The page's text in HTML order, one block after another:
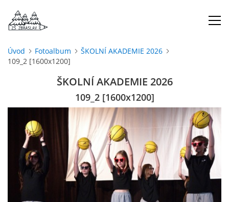
ÚVOD
ŠKOLNÍ ROK
DOKUMENTY
ŠKOLSKÁ RADA
Úvod Fotoalbum
ŠKOLNÍ AKADEMIE 2026
109_2 [1600x1200]
ŠKOLNÍ AKADEMIE 2026
109_2 [1600x1200]